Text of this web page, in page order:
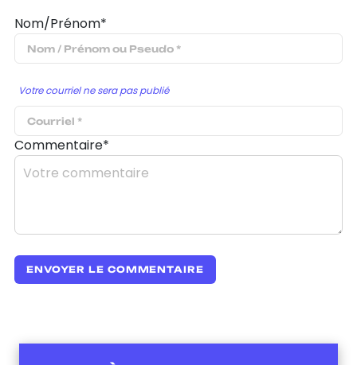
Nom/Prénom*
Votre courriel ne sera pas publié
Commentaire*